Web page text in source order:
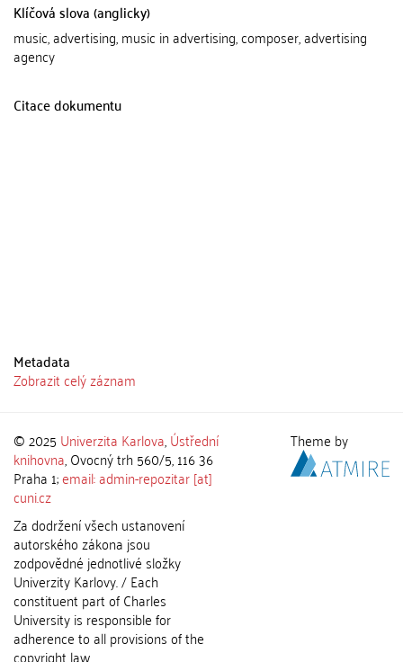
Klíčová slova (anglicky)
music, advertising, music in advertising, composer, advertising
agency
Citace dokumentu
Metadata
Zobrazit celý záznam
© 2025 Univerzita Karlova,Ústřední
knihovna, Ovocný trh 560/5, 116 36
Praha 1;email: admin-repozitar [at]
cuni.cz
Za dodržení všech ustanovení
autorského zákona jsou
zodpovědné jednotlivé složky
Univerzity Karlovy. / Each
constituent part of Charles
University is responsible for
adherence to all provisions of the
copyright law.
Theme by